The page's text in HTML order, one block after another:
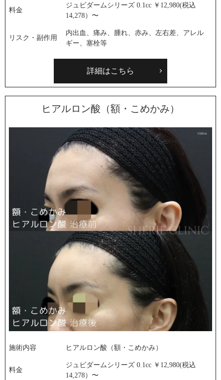
料金
ジュビダームシリーズ 0.1cc ￥12,980(税込
14,278）〜
リスク・副作用
内出血、痛み、腫れ、赤み、左右差、アレル
ギー、塞栓等
詳細はこちら
ヒアルロン酸（額・こめかみ）
施術内容 ヒアルロン酸（額・こめかみ）
料金
ジュビダームシリーズ 0.1cc ￥12,980(税込
14,278）〜